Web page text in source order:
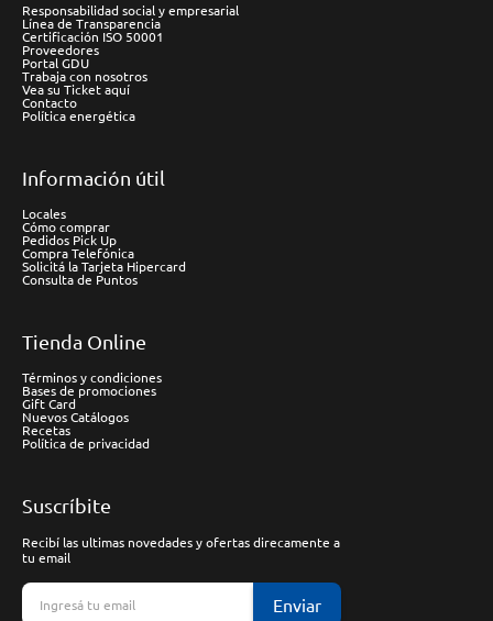
Responsabilidad social y empresarial
Línea de Transparencia
Certificación ISO 50001
Proveedores
Portal GDU
Trabaja con nosotros
Vea su Ticket aquí
Contacto
Política energética
Información útil
Locales
Cómo comprar
Pedidos Pick Up
Compra Telefónica
Solicitá la Tarjeta Hipercard
Consulta de Puntos
Tienda Online
Términos y condiciones
Bases de promociones
Gift Card
Nuevos Catálogos
Recetas
Política de privacidad
Suscríbite
Recibí las ultimas novedades y ofertas direcamente a
tu email
Enviar